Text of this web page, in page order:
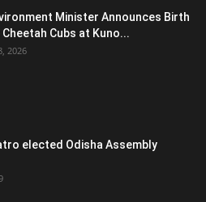
Minister Announces Birth
Cubs at Kuno...
2026
elected Odisha Assembly